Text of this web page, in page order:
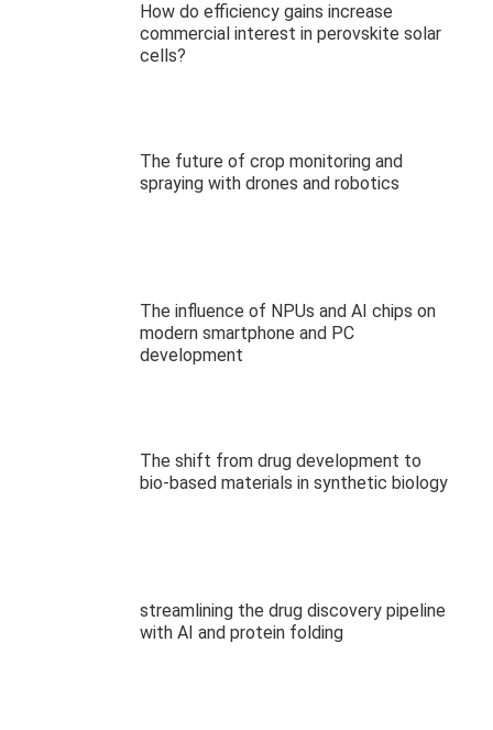
How do efficiency gains increase
commercial interest in perovskite solar
cells?
The future of crop monitoring and
spraying with drones and robotics
The influence of NPUs and AI chips on
modern smartphone and PC
development
The shift from drug development to
bio-based materials in synthetic biology
streamlining the drug discovery pipeline
with AI and protein folding